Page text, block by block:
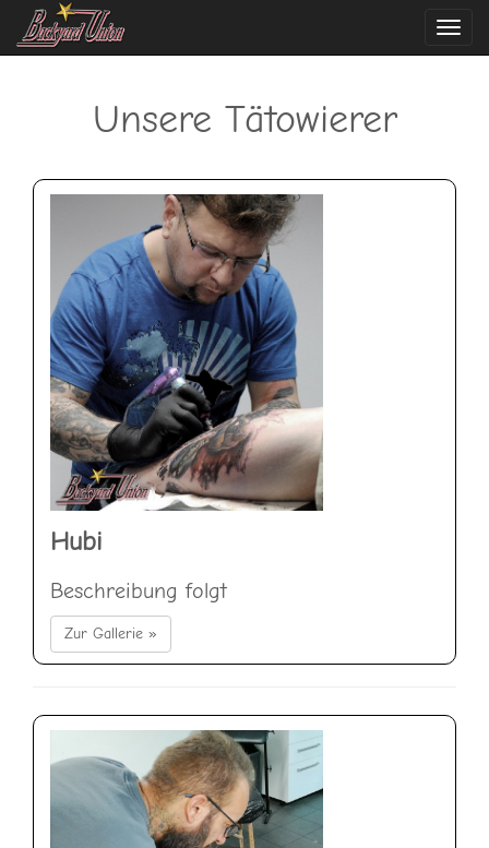
Unsere Tätowierer
Hubi
Beschreibung folgt
Zur Gallerie »